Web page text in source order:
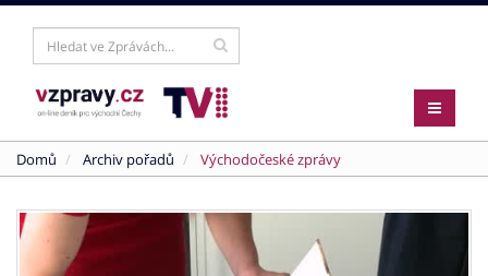
Domů Archiv pořadů Východočeské zprávy